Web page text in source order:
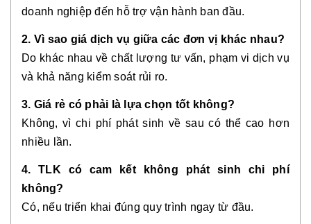
doanh nghiệp đến hỗ trợ vận hành ban đầu.
2. Vì sao giá dịch vụ giữa các đơn vị khác nhau?
Do khác nhau về chất lượng tư vấn, phạm vi dịch vụ
và khả năng kiểm soát rủi ro.
3. Giá rẻ có phải là lựa chọn tốt không?
Không, vì chi phí phát sinh về sau có thể cao hơn
nhiều lần.
4. TLK có cam kết không phát sinh chi phí
không?
Có, nếu triển khai đúng quy trình ngay từ đầu.